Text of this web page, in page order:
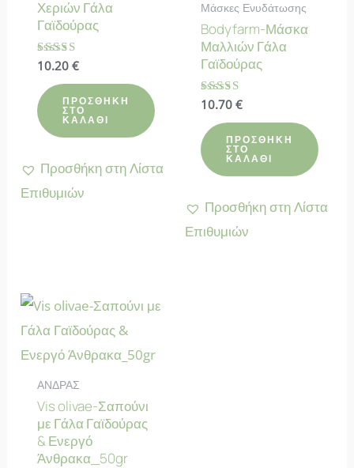
Χεριών Γάλα
Γαϊδούρας
Βαθμολογήθηκε
με
5.00
από 5
10.20 €
ΠΡΟΣΘΉΚΗ
ΣΤΟ
ΚΑΛΆΘΙ
Προσθήκη στη Λίστα
Επιθυμιών
Μάσκες Ενυδάτωσης
Bodyfarm-Μάσκα
Μαλλιών Γάλα
Γαϊδούρας
Βαθμολογήθηκε
με
4.78
από 5
10.70€
ΠΡΟΣΘΉΚΗ
ΣΤΟ
ΚΑΛΆΘΙ
Προσθήκη στη Λίστα
Επιθυμιών
ΑΝΔΡΑΣ
Vis olivae-Σαπούνι
με Γάλα Γαϊδούρας
& Ενεργό
Άνθρακα_50gr